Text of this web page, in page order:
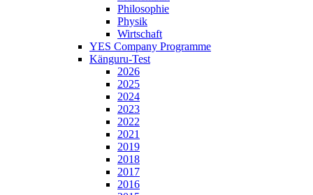
Philosophie
Physik
Wirtschaft
YES Company Programme
Känguru-Test
2026
2025
2024
2023
2022
2021
2019
2018
2017
2016